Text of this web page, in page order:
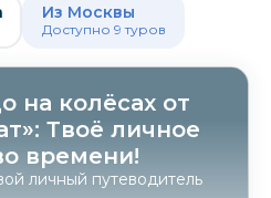
Из Москвы
Доступно 9 туров
на колёсах от
Твоё личное
времени!
личный путеводитель